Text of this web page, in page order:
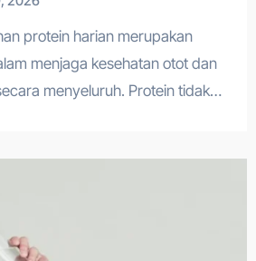
menjaga kesehatan otot dan
menyeluruh. Protein tidak…